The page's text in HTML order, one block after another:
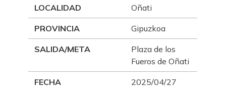
LOCALIDAD Oñati
PROVINCIA Gipuzkoa
SALIDA/META
Plaza de los
Fueros de Oñati
FECHA 2025/04/27